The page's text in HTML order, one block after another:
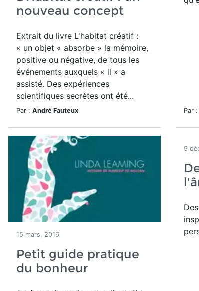
nouveau concept
Extrait du livre L'habitat créatif :
« un objet « absorbe » la mémoire,
positive ou négative, de tous les
événements auxquels « il » a
assisté. Des expériences
scientifiques secrètes ont été...
Par : André Fauteux Par :
15 mars, 2016
Petit guide pratique
du bonheur
9